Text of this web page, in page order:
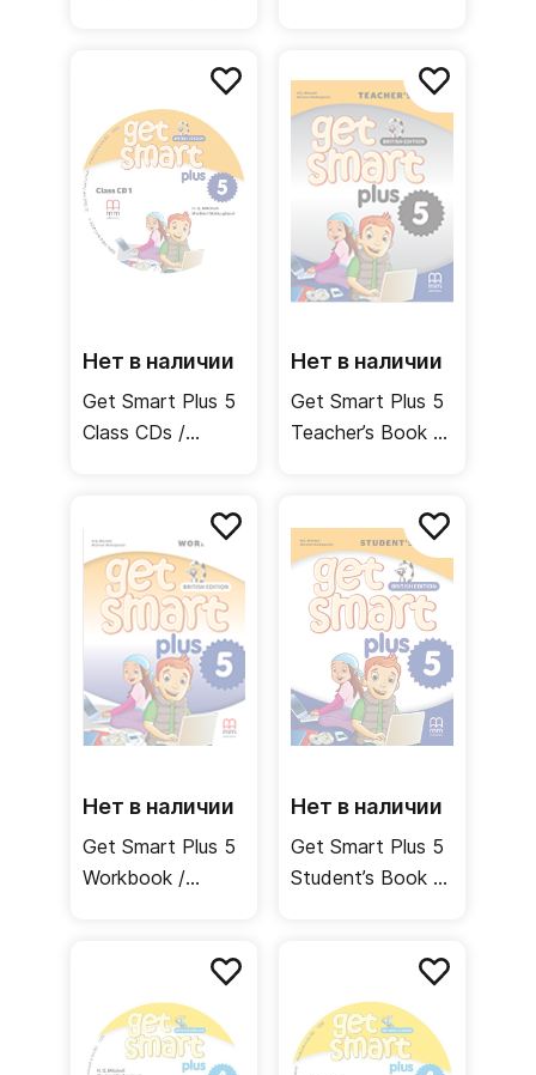
Материалы для
учителя
Нет в наличии
Get Smart Plus 5
Class CDs /
Нет в наличии
Get Smart Plus 5
Teacher’s Book /
Нет в наличии
Get Smart Plus 5
Workbook /
Нет в наличии
Get Smart Plus 5
Student’s Book /